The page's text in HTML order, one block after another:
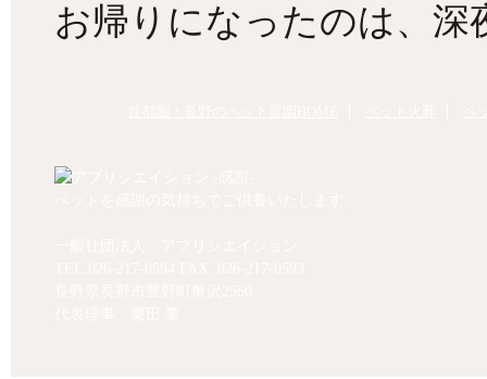
お帰りになったのは、深